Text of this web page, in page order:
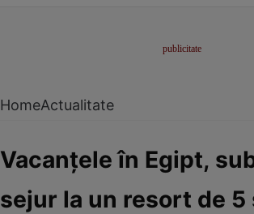
HomeActualitate
Vacanțele în Egipt,
sejur la un resort de